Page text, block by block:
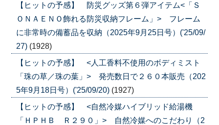
【ヒットの予感】 防災グッズ第６弾アイテム<「Ｓ
ＯＮＡＥＮＯ飾れる防災収納フレーム」> フレーム
に非常時の備蓄品を収納（2025年9月25日号）('25/09/
27) (1928)
【ヒットの予感】 <人工香料不使用のボディミスト
「珠の草／珠の葉」> 発売数日で２６０本販売（202
5年9月18日号）('25/09/20) (1927)
【ヒットの予感】 <自然冷媒ハイブリッド給湯機
「ＨＰＨＢ Ｒ２９０」> 自然冷媒へのこだわり（2